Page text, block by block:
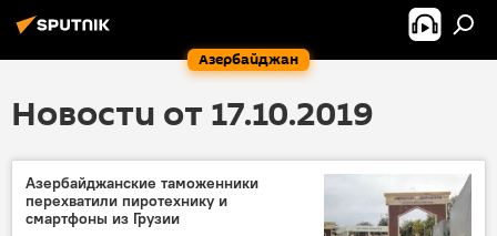
Азербайджан
Новости от 17.10.2019
Азербайджанские таможенники
перехватили пиротехнику и
смартфоны из Грузии